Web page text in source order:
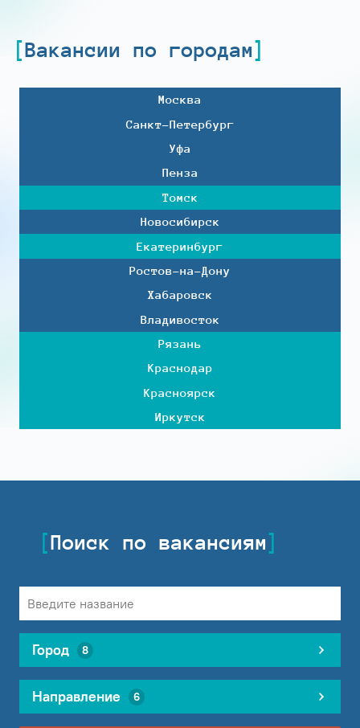
Вакансии по городам
Москва
Санкт-Петербург
Уфа
Пенза
Томск
Новосибирск
Екатеринбург
Ростов-на-Дону
Хабаровск
Владивосток
Рязань
Краснодар
Красноярск
Иркутск
Поиск по вакансиям
Город 8
Направление 6